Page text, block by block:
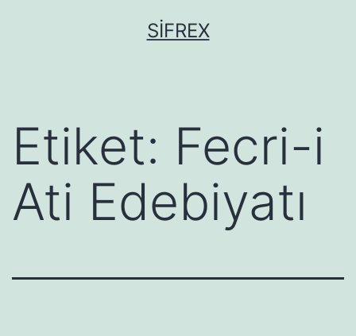
SIFREX
Etiket: Fecri-i
Ati Edebiyatı